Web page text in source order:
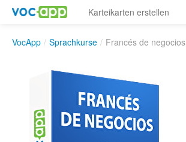
Karteikarten erstellen
VocApp / Sprachkurse / Francés de negocios